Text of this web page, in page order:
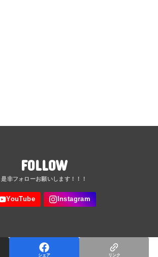
FOLLOW
シェア リンク